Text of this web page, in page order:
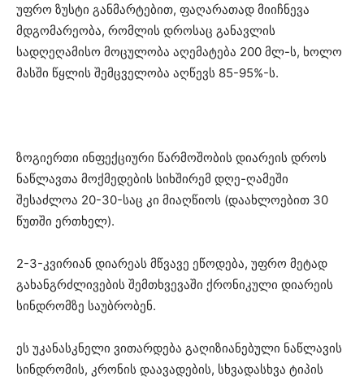
უფრო ზუსტი განმარტებით, ფაღარათად მიიჩნევა
მდგომარეობა, რომლის დროსაც განავლის
სადღეღამისო მოცულობა აღემატება 200 მლ-ს, ხოლო
მასში წყლის შემცველობა აღწევს 85-95%-ს.
ზოგიერთი ინფექციური წარმოშობის დიარეის დროს
ნაწლავთა მოქმედების სიხშირემ დღე-ღამეში
შესაძლოა 20-30-საც კი მიაღწიოს (დაახლოებით 30
წუთში ერთხელ).
2-3-კვირიან დიარეას მწვავე ეწოდება, უფრო მეტად
გახანგრძლივების შემთხვევაში ქრონიკული დიარეის
სინდრომზე საუბრობენ.
ეს უკანასკნელი ვითარდება გაღიზიანებული ნაწლავის
სინდრომის, კრონის დაავადების, სხვადასხვა ტიპის